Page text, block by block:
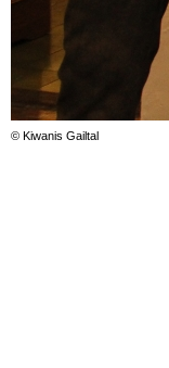
© Kiwanis Gailtal